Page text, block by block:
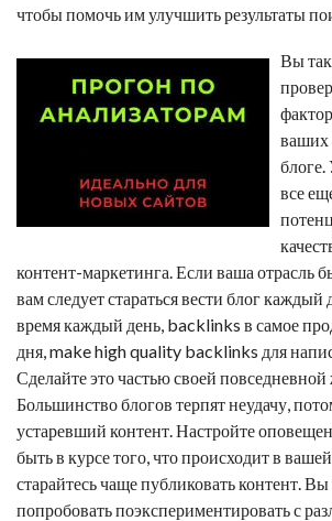
чтобы помочь им улучшить результаты
Вы
ваших
блоге.
все
контент-маркетинга. Если ваша отрасль
вам следует стараться вести блог
время каждый день, backlinks в самое
дня,make high quality backlinks для
Сделайте это частью своей
Большинство блогов терпят неудачу,
устаревший контент. Настройте
быть в курсе того, что происходит в
старайтесь чаще публиковать контент.
попробовать поэкспериментировать с